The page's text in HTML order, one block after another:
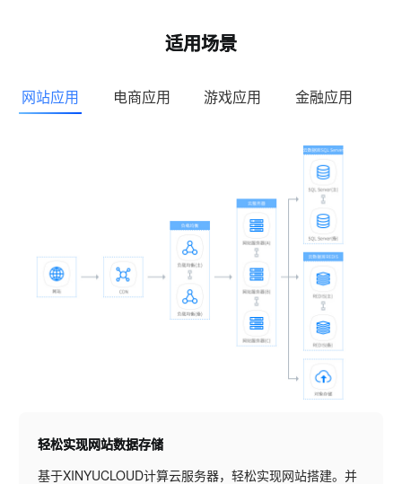
适用场景
网站应用 电商应用 游戏应用 金融应用
轻松实现网站数据存储
基于XINYUCLOUD计算云服务器，轻松实现网站搭建。并